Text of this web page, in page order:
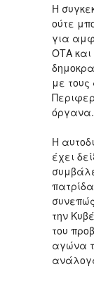
Η
ούτε
για
ΟΤΑ και
με τους
όργανα.
H
έχει
την
του
αγώνα